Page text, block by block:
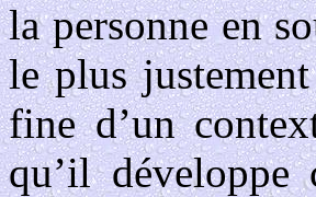
la personne en
le plus
fine d’un
qu’il